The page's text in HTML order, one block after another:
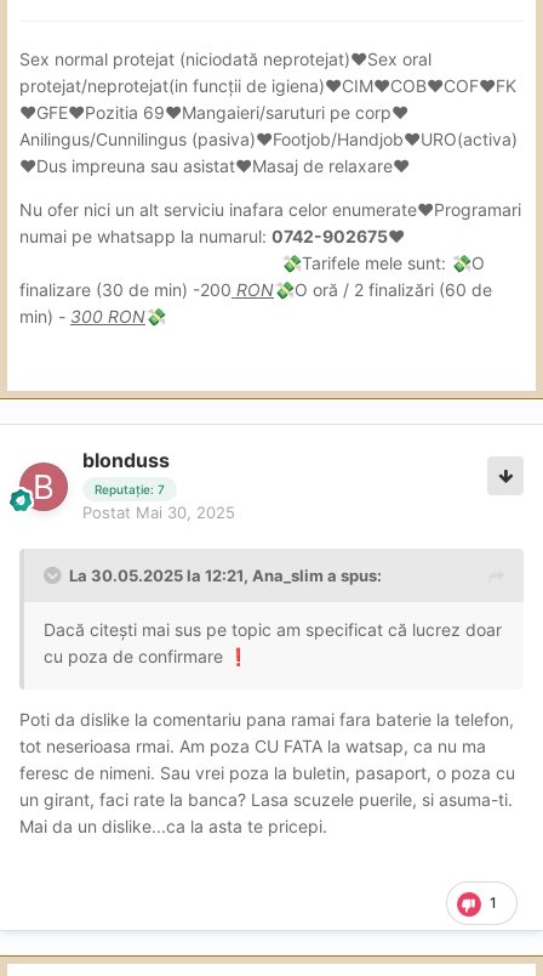
Sex normal protejat (niciodată neprotejat)❤Sex oral
protejat/neprotejat(in funcții de igiena)❤CIM❤COB❤COF❤FK
❤GFE❤Pozitia 69❤Mangaieri/saruturi pe corp❤
Anilingus/Cunnilingus (pasiva)❤Footjob/Handjob❤URO(activa)
❤Dus impreuna sau asistat❤Masaj de relaxare❤
Nu ofer nici un alt serviciu inafara celor enumerate❤Programari
numai pe whatsapp la numarul: 0742-902675❤
💸Tarifele mele sunt: 💸O
finalizare (30 de min) -200 RON💸O oră / 2 finalizări (60 de
min) - 300 RON💸
blonduss
Reputație: 7
Postat Mai 30, 2025
La 30.05.2025 la 12:21, Ana_slim a spus:
Dacă citești mai sus pe topic am specificat că lucrez doar
cu poza de confirmare
❗
Poti da dislike la comentariu pana ramai fara baterie la telefon,
tot neserioasa rmai. Am poza CU FATA la watsap, ca nu ma
feresc de nimeni. Sau vrei poza la buletin, pasaport, o poza cu
un girant, faci rate la banca? Lasa scuzele puerile, si asuma-ti.
Mai da un dislike...ca la asta te pricepi.
1